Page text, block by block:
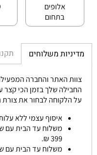
אלופים
בתחום
מדיניות משלוחים
צוות האתר והחברה
החבילה שלך בזמן הכי קצר
על הלקוחה לבחור את צורת
איסוף עצמי ללא
משלוח עד הבית עם
399 ₪.
משלוח עד הבית עם